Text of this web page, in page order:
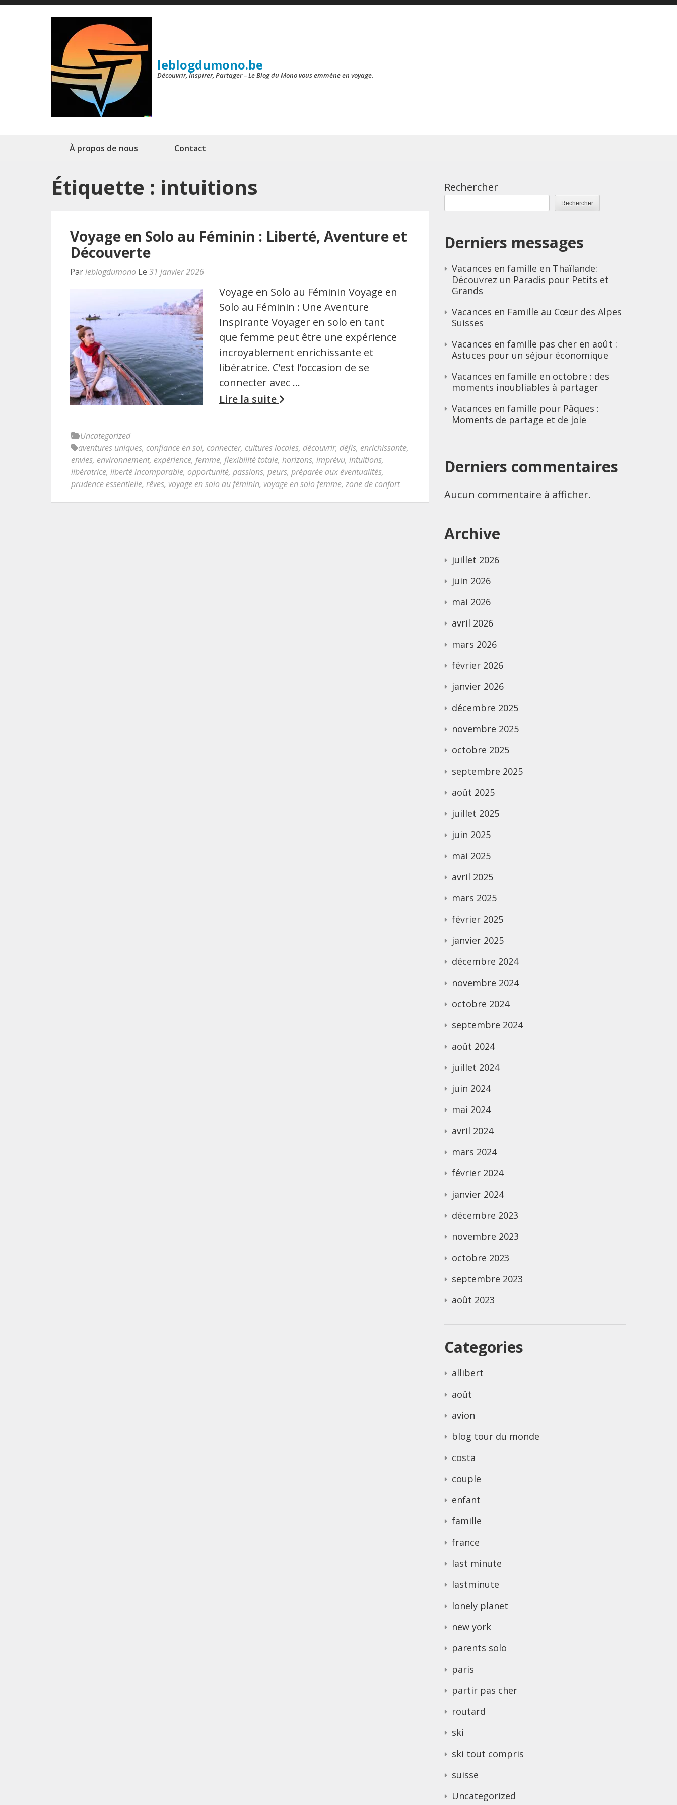
Aller
leblogdumono.be
Découvrir, Inspirer, Partager – Le Blog du Mono vous emmène en voyage.
À propos de nous Contact
Étiquette : intuitions
Voyage en Solo au Féminin : Liberté, Aventure et
Découverte
Parleblogdumono Le 31 janvier 2026
Voyage en Solo au Féminin Voyage en
Solo au Féminin : Une Aventure
Inspirante Voyager en solo en tant
que femme peut être une expérience
incroyablement enrichissante et
libératrice. C’est l’occasion de se
connecter avec …
Lire la suite
Uncategorized
aventures uniques, confiance en soi, connecter, cultures locales, découvrir, défis, enrichissante,
envies, environnement, expérience, femme, flexibilité totale, horizons, imprévu, intuitions,
libératrice, liberté incomparable, opportunité, passions, peurs, préparée aux éventualités,
prudence essentielle, rêves, voyage en solo au féminin, voyage en solo femme, zone de confort
Rechercher
Rechercher
Derniers messages
Vacances en famille en Thaïlande:
Découvrez un Paradis pour Petits et
Grands
Vacances en Famille au Cœur des Alpes
Suisses
Vacances en famille pas cher en août :
Astuces pour un séjour économique
Vacances en famille en octobre : des
moments inoubliables à partager
Vacances en famille pour Pâques :
Moments de partage et de joie
Derniers commentaires
Aucun commentaire à afficher.
Archive
juillet 2026
juin 2026
mai 2026
avril 2026
mars 2026
février 2026
janvier 2026
décembre 2025
novembre 2025
octobre 2025
septembre 2025
août 2025
juillet 2025
juin 2025
mai 2025
avril 2025
mars 2025
février 2025
janvier 2025
décembre 2024
novembre 2024
octobre 2024
septembre 2024
août 2024
juillet 2024
juin 2024
mai 2024
avril 2024
mars 2024
février 2024
janvier 2024
décembre 2023
novembre 2023
octobre 2023
septembre 2023
août 2023
Categories
allibert
août
avion
blog tour du monde
costa
couple
enfant
famille
france
last minute
lastminute
lonely planet
new york
parents solo
paris
partir pas cher
routard
ski
ski tout compris
suisse
Uncategorized